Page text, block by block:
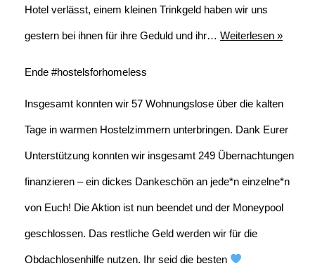
Hotel verlässt, einem kleinen Trinkgeld haben wir uns
gestern bei ihnen für ihre Geduld und ihr… Weiterlesen »
Ende #hostelsforhomeless
Insgesamt konnten wir 57 Wohnungslose über die kalten
Tage in warmen Hostelzimmern unterbringen. Dank Eurer
Unterstützung konnten wir insgesamt 249 Übernachtungen
finanzieren – ein dickes Dankeschön an jede*n einzelne*n
von Euch! Die Aktion ist nun beendet und der Moneypool
geschlossen. Das restliche Geld werden wir für die
Obdachlosenhilfe nutzen. Ihr seid die besten